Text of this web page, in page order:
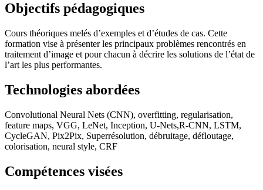
Objectifs pédagogiques
Cours théoriques melés d’exemples et d’études de cas. Cette
formation vise à présenter les principaux problèmes rencontrés en
traitement d’image et pour chacun à décrire les solutions de l’état de
l’art les plus performantes.
Technologies abordées
Convolutional Neural Nets (CNN), overfitting, regularisation,
feature maps, VGG, LeNet, Inception, U-Nets,R-CNN, LSTM,
CycleGAN, Pix2Pix, Superrésolution, débruitage, défloutage,
colorisation, neural style, CRF
Compétences visées